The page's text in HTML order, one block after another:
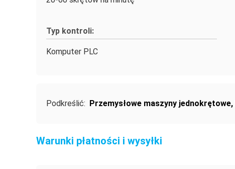
Typ kontroli:
Komputer PLC
Podkreślić: Przemysłowe maszyny jednokrętowe,
Warunki płatności i wysyłki